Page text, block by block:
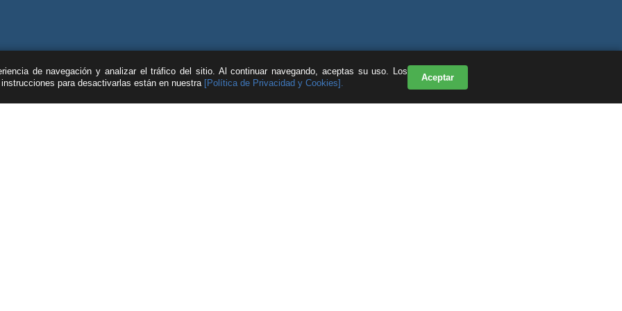
de navegación y analizar el tráfico del sitio. Al continuar navegando, aceptas su uso. Los
para desactivarlas están en nuestra [Política de Privacidad y Cookies].
Aceptar